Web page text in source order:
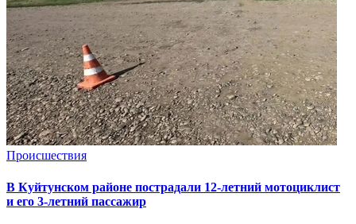
Происшествия
В Куйтунском районе пострадали 12-летний мотоциклист
и его 3-летний пассажир